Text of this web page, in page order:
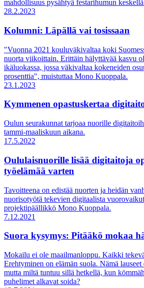
mahdollisuus pysähtyä festarihumun
28.2.2023
Kolumni: Läpällä vai tosissaan
"Vuonna 2021 kouluväkivaltaa koki
nuorta viikoittain. Erittäin hälyttävää kasvu
ikäluokassa, jossa väkivaltaa kokeneiden
prosenttia", muistuttaa Mono Kuoppala.
23.1.2023
Kymmenen opastuskertaa
Oulun seurakunnat tarjoaa nuorille
tammi-maaliskuun aikana.
17.5.2022
Oululaisnuorille lisää digitaitoja
työelämää varten
Tavoitteena on edistää nuorten ja heidän
nuorisotyötä tekevien digitaalista
projektipäällikkö Mono Kuoppala.
7.12.2021
Suora kysymys: Pitääkö mokaa
Mokailu ei ole maailmanloppu. Kaikki
Erehtyminen on elämän suola. Nämä lauseet
mutta miltä tuntuu sillä hetkellä, kun
puhelimet alkavat soida?